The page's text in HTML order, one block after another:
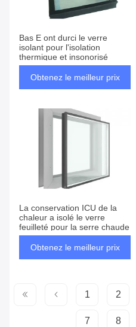
Bas E ont durci le verre
isolant pour l'isolation
thermique et insonorisé
Obtenez le meilleur prix
La conservation ICU de la
chaleur a isolé le verre
feuilleté pour la serre chaude
Obtenez le meilleur prix
1 2
7 8